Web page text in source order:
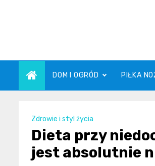
DOM I OGRÓD PIŁKA
Zdrowie i styl życia
Dieta przy
jest absolutnie